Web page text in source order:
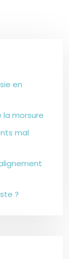
en
morsure
mal
?